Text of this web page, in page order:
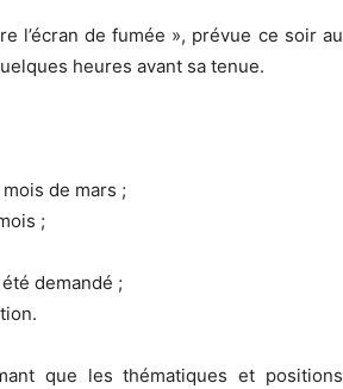
l’écran de fumée », prévue ce soir au
heures avant sa tenue.
de mars ;
;
demandé ;
que les thématiques et positions